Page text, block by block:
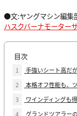
●文:ヤングマシン編集
ハスクバーナモーター
目次
1
手強いシート高だ
2
本格オフ性能も、
3
ワインディングも
4
グランドツアラー